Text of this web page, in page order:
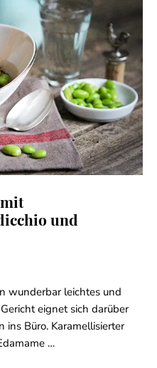
und
wunderbar leichtes und
eignet sich darüber
ins Büro. Karamellisierter
…